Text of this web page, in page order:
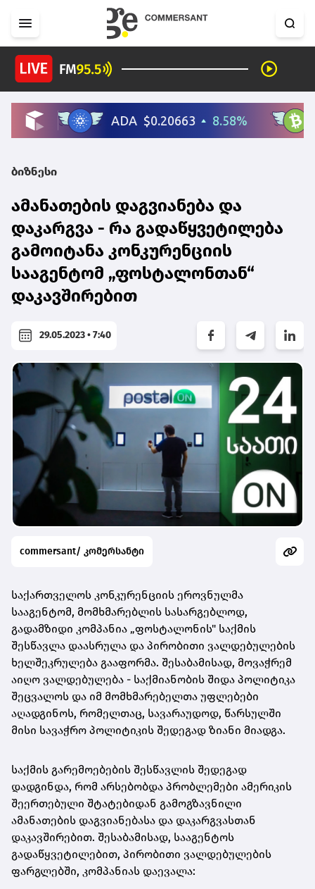
ბიზნესი
ამანათების დაგვიანება და
დაკარგვა - რა გადაწყვეტილება
გამოიტანა კონკურენციის
სააგენტომ „ფოსტალონთან“
დაკავშირებით
29.05.2023 • 7:40
commersant/ კომერსანტი
საქართველოს კონკურენციის ეროვნულმა
სააგენტომ, მომხმარებლის სასარგებლოდ,
გადამზიდი კომპანია „ფოსტალონის" საქმის
შესწავლა დაასრულა და პირობითი ვალდებულების
ხელშეკრულება გააფორმა. შესაბამისად, მოვაჭრემ
აიღო ვალდებულება - საქმიანობის შიდა პოლიტიკა
შეცვალოს და იმ მომხმარებელთა უფლებები
აღადგინოს, რომელთაც, სავარაუდოდ, წარსულში
მისი სავაჭრო პოლიტიკის შედეგად ზიანი მიადგა.
საქმის გარემოებების შესწავლის შედეგად
დადგინდა, რომ არსებობდა პრობლემები ამერიკის
შეერთებული შტატებიდან გამოგზავნილი
ამანათების დაგვიანებასა და დაკარგვასთან
დაკავშირებით. შესაბამისად, სააგენტოს
გადაწყვეტილებით, პირობითი ვალდებულების
ფარგლებში, კომპანიას დაევალა: